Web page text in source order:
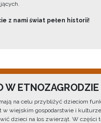
z nami świat pełen historii!
W ETNOZAGRODZIE
na celu przybliżyć dzieciom
w wiejskim gospodarstwie i
dzieci na los zwierząt. W części